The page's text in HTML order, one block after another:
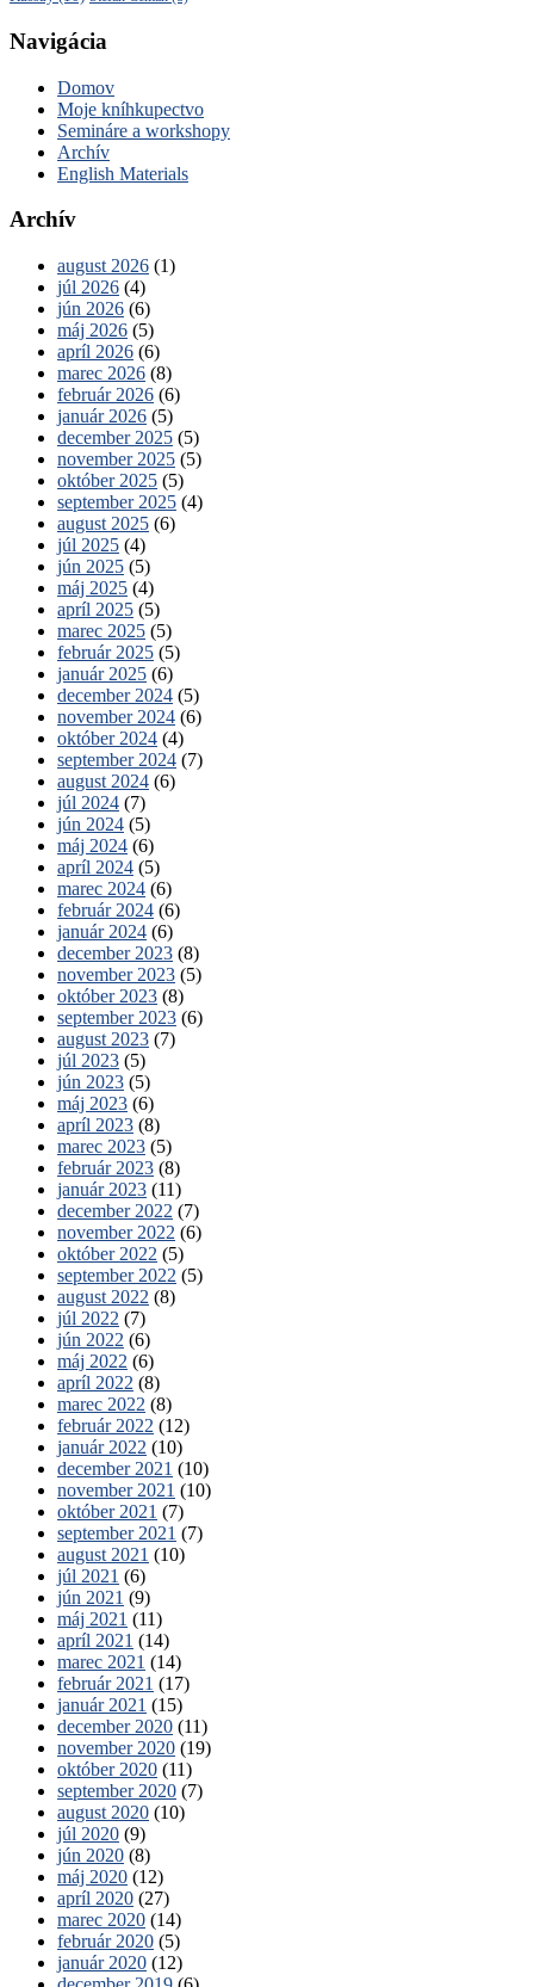
Navigácia
Domov
Moje kníhkupectvo
Semináre a workshopy
Archív
English Materials
Archív
august 2026 (1)
júl 2026 (4)
jún 2026 (6)
máj 2026 (5)
apríl 2026 (6)
marec 2026 (8)
február 2026 (6)
január 2026 (5)
december 2025 (5)
november 2025 (5)
október 2025 (5)
september 2025 (4)
august 2025 (6)
júl 2025 (4)
jún 2025 (5)
máj 2025 (4)
apríl 2025 (5)
marec 2025 (5)
február 2025 (5)
január 2025 (6)
december 2024 (5)
november 2024 (6)
október 2024 (4)
september 2024 (7)
august 2024 (6)
júl 2024 (7)
jún 2024 (5)
máj 2024 (6)
apríl 2024 (5)
marec 2024 (6)
február 2024 (6)
január 2024 (6)
december 2023 (8)
november 2023 (5)
október 2023 (8)
september 2023 (6)
august 2023 (7)
júl 2023 (5)
jún 2023 (5)
máj 2023 (6)
apríl 2023 (8)
marec 2023 (5)
február 2023 (8)
január 2023 (11)
december 2022 (7)
november 2022 (6)
október 2022 (5)
september 2022 (5)
august 2022 (8)
júl 2022 (7)
jún 2022 (6)
máj 2022 (6)
apríl 2022 (8)
marec 2022 (8)
február 2022 (12)
január 2022 (10)
december 2021 (10)
november 2021 (10)
október 2021 (7)
september 2021 (7)
august 2021 (10)
júl 2021 (6)
jún 2021 (9)
máj 2021 (11)
apríl 2021 (14)
marec 2021 (14)
február 2021 (17)
január 2021 (15)
december 2020 (11)
november 2020 (19)
október 2020 (11)
september 2020 (7)
august 2020 (10)
júl 2020 (9)
jún 2020 (8)
máj 2020 (12)
apríl 2020 (27)
marec 2020 (14)
február 2020 (5)
január 2020 (12)